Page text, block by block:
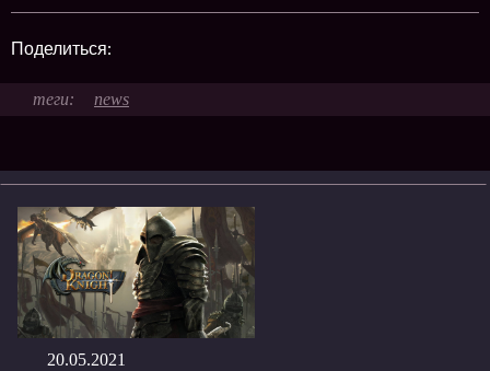
Поделиться:
news
20.05.2021